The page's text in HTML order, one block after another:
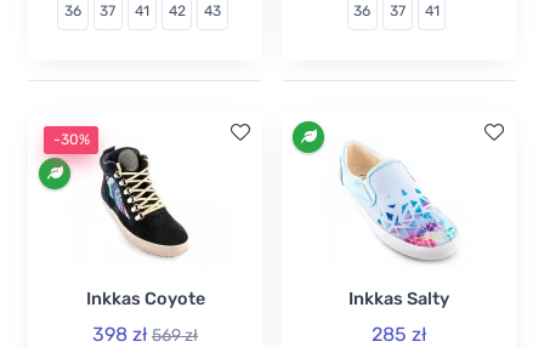
36 37 41 42 43 36 37 41
-30%
Inkkas Coyote
398 zł 569 zł
Inkkas Salty
285 zł